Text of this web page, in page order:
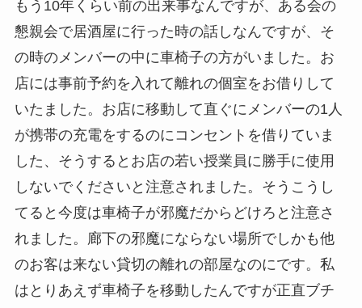
もう10年くらい前の出来事なんですが、ある会の
懇親会で居酒屋に行った時の話しなんですが、そ
の時のメンバーの中に車椅子の方がいました。お
店には事前予約を入れて離れの個室をお借りして
いたました。お店に移動して直ぐにメンバーの1人
が携帯の充電をするのにコンセントを借りていま
した、そうするとお店の若い授業員に勝手に使用
しないでくださいと注意されました。そうこうし
てると今度は車椅子が邪魔だからどけろと注意さ
れました。廊下の邪魔にならない場所でしかも他
のお客は来ない貸切の離れの部屋なのにです。私
はとりあえず車椅子を移動したんですが正直ブチ